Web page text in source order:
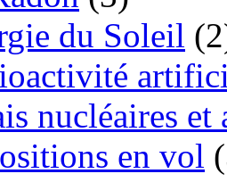
du Soleil
nucléaires et
en vol